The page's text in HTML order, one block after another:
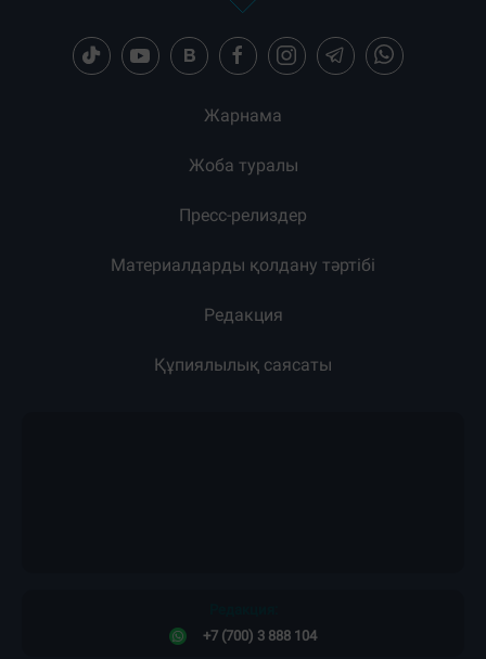
Жарнама
Жоба туралы
Пресс-релиздер
Материалдарды қолдану тәртібі
Редакция
Құпиялылық саясаты
+7 (700) 3 888 104